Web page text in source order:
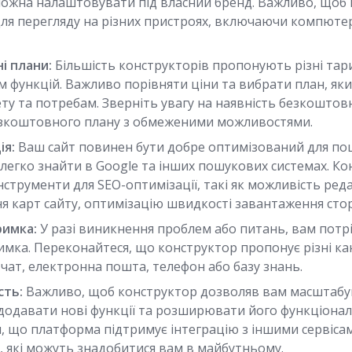
перегляду на різних пристроях, включаючи
плани: Більшість конструкторів пропонують різні
функцій. Важливо порівняти ціни та вибрати план,
та потребам. Зверніть увагу на наявність
плану з обмеженими можливостями.
Ваш сайт повинен бути добре оптимізований для
знайти в Google та інших пошукових системах.
для SEO-оптимізації, такі як можливість
карт сайту, оптимізацію швидкості завантаження
У разі виникнення проблем або питань, вам
Переконайтеся, що конструктор пропонує різні
електронна пошта, телефон або базу знань.
Важливо, щоб конструктор дозволяв вам
нові функції та розширювати його
що платформа підтримує інтеграцію з іншими
які можуть знадобитися вам в майбутньому.